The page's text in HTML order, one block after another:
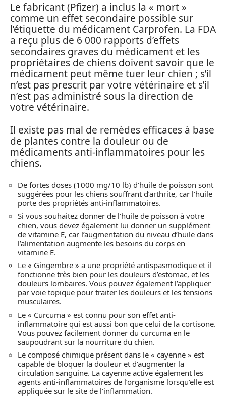
Le fabricant (Pfizer) a inclus la « mort »
comme un effet secondaire possible sur
l’étiquette du médicament Carprofen. La FDA
a reçu plus de 6 000 rapports d’effets
secondaires graves du médicament et les
propriétaires de chiens doivent savoir que le
médicament peut même tuer leur chien ; s’il
n’est pas prescrit par votre vétérinaire et s’il
n’est pas administré sous la direction de
votre vétérinaire.
Il existe pas mal de remèdes efficaces à base
de plantes contre la douleur ou de
médicaments anti-inflammatoires pour les
chiens.
De fortes doses (1000 mg/10 lb) d’huile de poisson sont
suggérées pour les chiens souffrant d’arthrite, car l’huile
porte des propriétés anti-inflammatoires.
Si vous souhaitez donner de l’huile de poisson à votre
chien, vous devez également lui donner un supplément
de vitamine E, car l’augmentation du niveau d’huile dans
l’alimentation augmente les besoins du corps en
vitamine E.
Le « Gingembre » a une propriété antispasmodique et il
fonctionne très bien pour les douleurs d’estomac, et les
douleurs lombaires. Vous pouvez également l’appliquer
par voie topique pour traiter les douleurs et les tensions
musculaires.
Le « Curcuma » est connu pour son effet anti-
inflammatoire qui est aussi bon que celui de la cortisone.
Vous pouvez facilement donner du curcuma en le
saupoudrant sur la nourriture du chien.
Le composé chimique présent dans le « cayenne » est
capable de bloquer la douleur et d’augmenter la
circulation sanguine. La cayenne active également les
agents anti-inflammatoires de l’organisme lorsqu’elle est
appliquée sur le site de l’inflammation.